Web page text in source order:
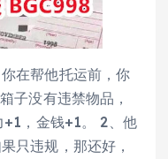
在帮他托运前，你
子没有违禁物品，
+1，金钱+1。 2、他
只违规，那还好，